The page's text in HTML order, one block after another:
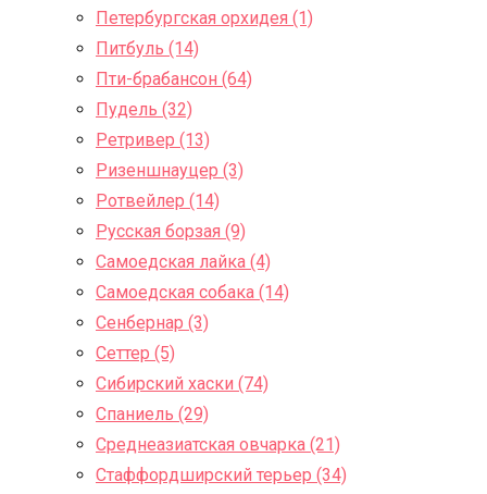
Петербургская орхидея (1)
Питбуль (14)
Пти-брабансон (64)
Пудель (32)
Ретривер (13)
Ризеншнауцер (3)
Ротвейлер (14)
Русская борзая (9)
Самоедская лайка (4)
Самоедская собака (14)
Сенбернар (3)
Сеттер (5)
Сибирский хаски (74)
Спаниель (29)
Среднеазиатская овчарка (21)
Стаффордширский терьер (34)